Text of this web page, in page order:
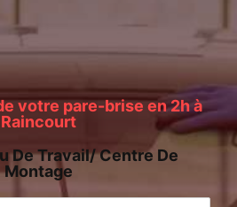
votre pare-brise en 2h à
Raincourt
De Travail/ Centre De
Montage